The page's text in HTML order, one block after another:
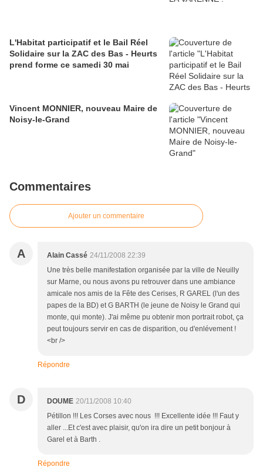
L'Habitat participatif et le Bail Réel
Solidaire sur la ZAC des Bas - Heurts
prend forme ce samedi 30 mai
Vincent MONNIER, nouveau Maire de
Noisy-le-Grand
Commentaires
Ajouter un commentaire
A Alain Cassé 24/11/2008 22:39
Une très belle manifestation organisée par la ville de Neuilly
sur Marne, ou nous avons pu retrouver dans une ambiance
amicale nos amis de la Fête des Cerises, R GAREL (l'un des
papes de la BD) et G BARTH (le jeune de Noisy le Grand qui
monte, qui monte). J'ai même pu obtenir mon portrait robot, ça
peut toujours servir en cas de disparition, ou d'enlévement !
<br />
Répondre
D DOUME 20/11/2008 10:40
Pétillon !!! Les Corses avec nous !!! Excellente idée !!! Faut y
aller ...Et c'est avec plaisir, qu'on ira dire un petit bonjour à
Garel et à Barth .
Répondre